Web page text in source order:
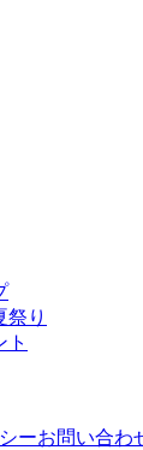
祭り
ト
ーお問い合わ